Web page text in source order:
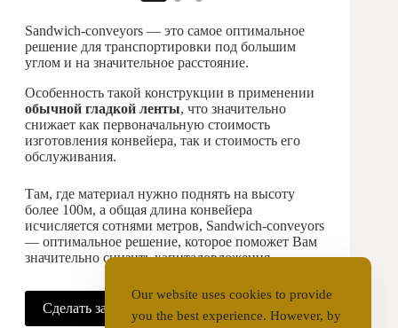
Sandwich-conveyors — это самое оптимальное
решение для транспортировки под большим
углом и на значительное расстояние.
Особенность такой конструкции в применении
обычной гладкой ленты, что значительно
снижает как первоначальную стоимость
изготовления конвейера, так и стоимость его
обслуживания.
Там, где материал нужно поднять на высоту
более 100м, а общая длина конвейера
исчисляется сотнями метров, Sandwich-conveyors
— оптимальное решение, которое поможет Вам
значительно снизить капиталовложения.
Сделать запрос
Our website uses cookies to provide
you the best experience. However, by